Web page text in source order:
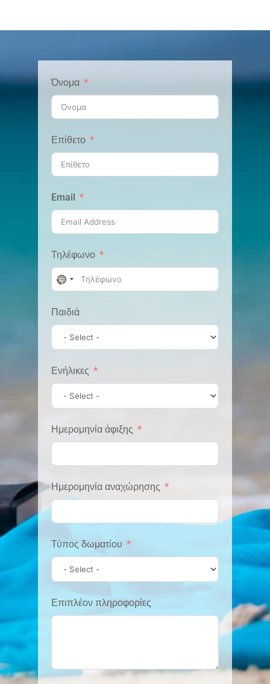
Όνομα
Επίθετο
Email
Τηλέφωνο
N
c
o
n
r
y
s
e
l
e
e
d
Παιδιά
Ενήλικες
Ημερομηνία άφιξης
Ημερομηνία αναχώρησης
Τύπος δωματίου
Επιπλέον πληροφορίες